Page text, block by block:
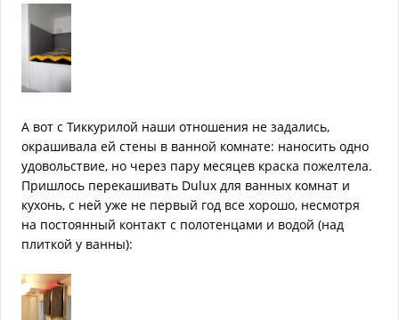
А вот с Тиккурилой наши отношения не задались,
окрашивала ей стены в ванной комнате: наносить одно
удовольствие, но через пару месяцев краска пожелтела.
Пришлось перекашивать Dulux для ванных комнат и
кухонь, с ней уже не первый год все хорошо, несмотря
на постоянный контакт с полотенцами и водой (над
плиткой у ванны):